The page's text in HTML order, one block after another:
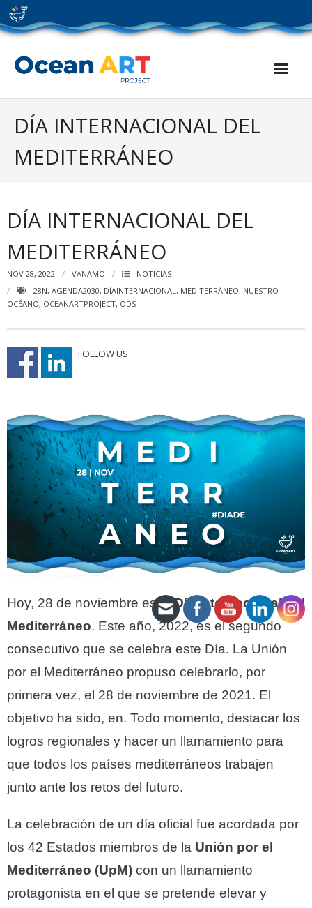
Skip
to
content
DÍA INTERNACIONAL DEL
MEDITERRÁNEO
DÍA INTERNACIONAL DEL
MEDITERRÁNEO
NOV 28, 2022 VANAMO
NOTICIAS
28N, AGENDA2030, DÍAINTERNACIONAL, MEDITERRÁNEO, NUESTRO
OCÉANO, OCEANARTPROJECT, ODS
FOLLOW US
Hoy, 28 de noviembre es elDía Internacional del
Mediterráneo. Este año, 2022, es el segundo
consecutivo que se celebra este Día. La Unión
por el Mediterráneo propuso celebrarlo, por
primera vez, el 28 de noviembre de 2021. El
objetivo ha sido, en. Todo momento, destacar los
logros regionales y hacer un llamamiento para
que todos los países mediterráneos trabajen
junto ante los retos del futuro.
La celebración de un día oficial fue acordada por
los 42 Estados miembros de la Unión por el
Mediterráneo (UpM) con un llamamiento
protagonista en el que se pretende elevar y